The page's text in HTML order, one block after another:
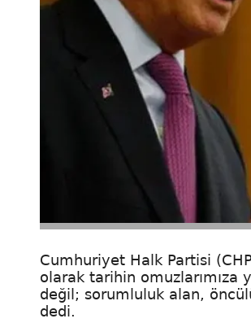
Cumhuriyet Halk Partisi
olarak tarihin
değil; sorumluluk alan,
dedi.